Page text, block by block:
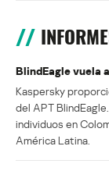
BlindEagle vuela
Kaspersky
del APT
individuos en
América Latina.